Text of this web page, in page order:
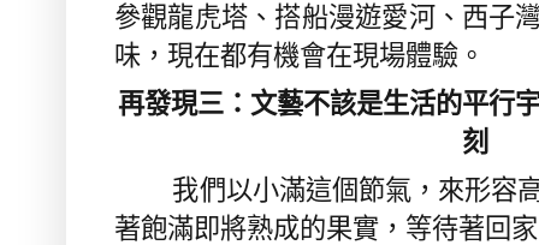
參觀龍虎塔、搭船漫遊愛河、西子
味，現在都有機會在現場體驗。
再發現三：文藝不該是生活的平行
刻
我們以小滿這個節氣，來形容高
著飽滿即將熟成的果實，等待著回